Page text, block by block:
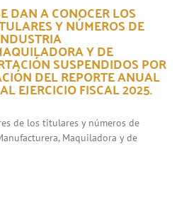
DAN A CONOCER LOS
Y NÚMEROS DE
Y DE
SUSPENDIDOS POR
DEL REPORTE ANUAL
EJERCICIO FISCAL 2025.
de los titulares y números de
Maquiladora y de